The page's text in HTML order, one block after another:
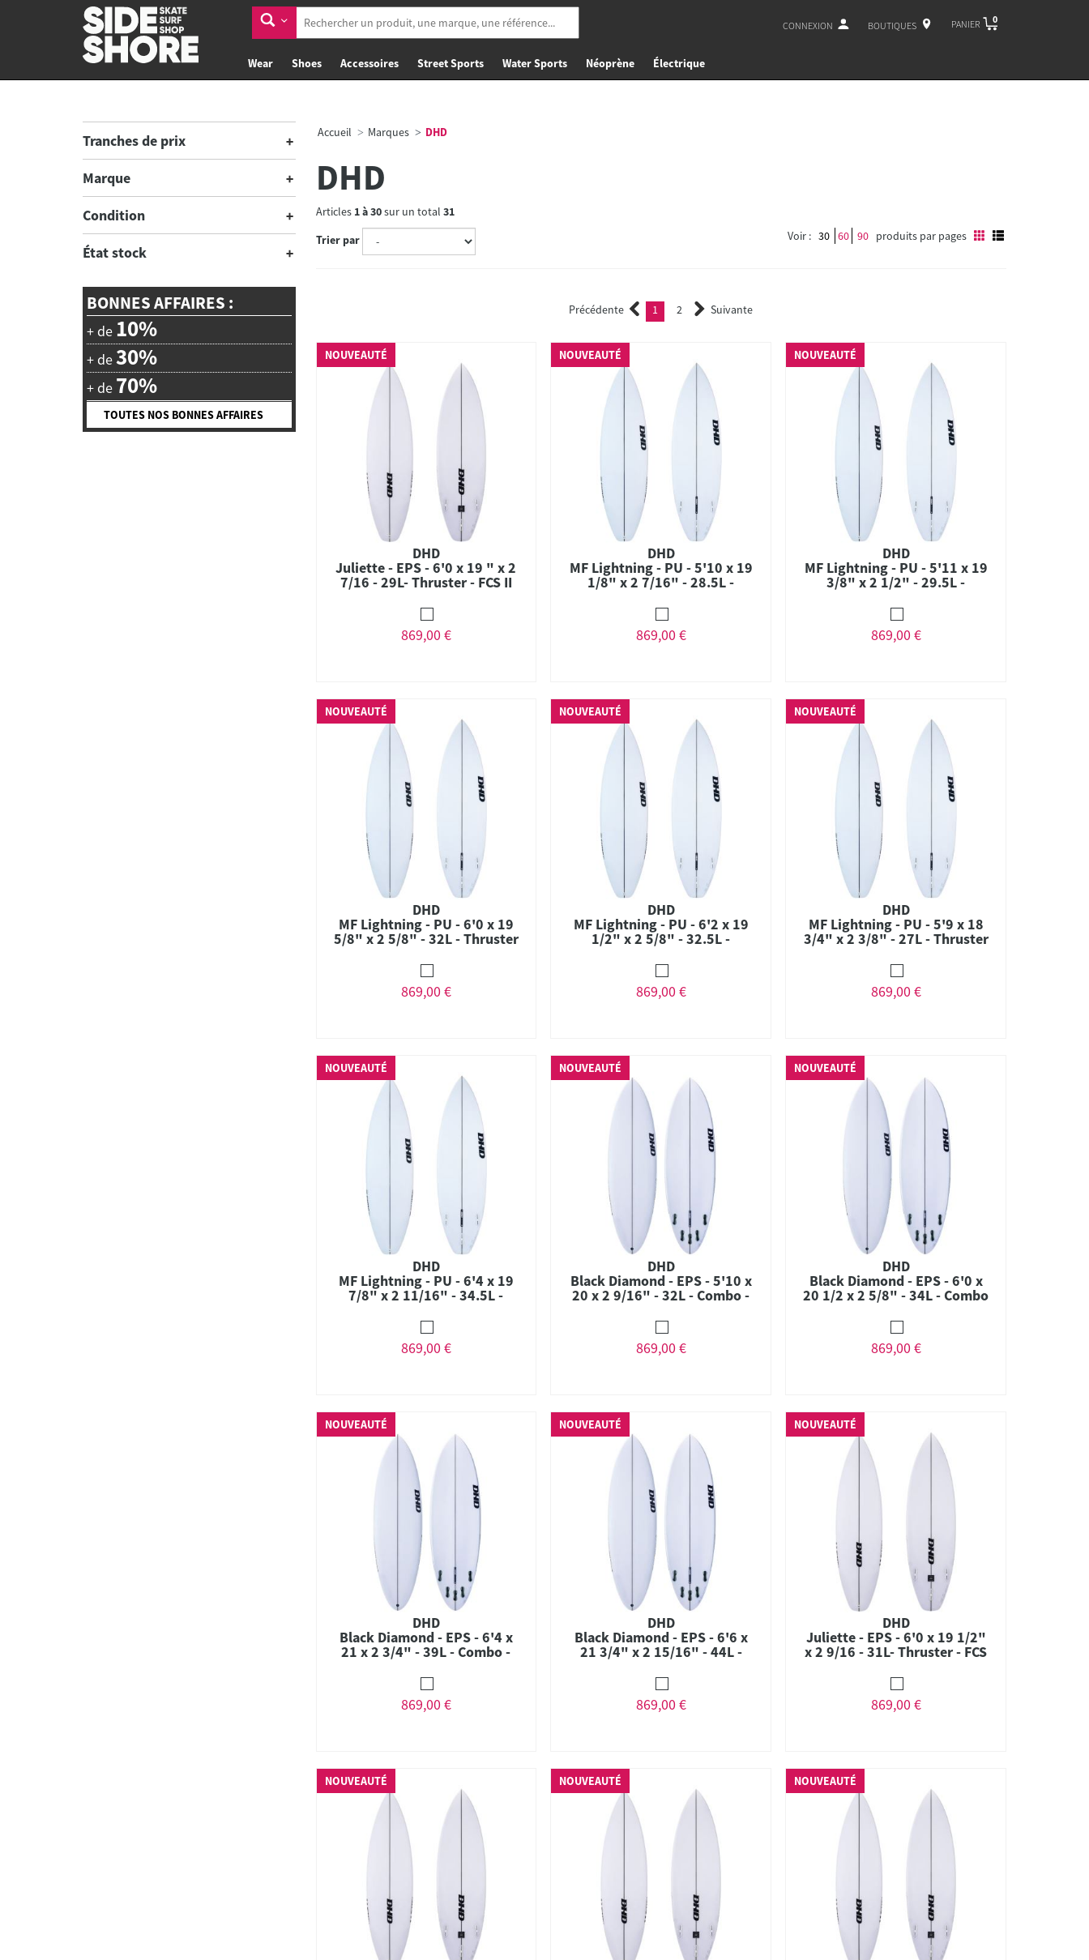
CONNEXION BOUTIQUES PANIER 0
Wear Shoes Accessoires Street Sports Water Sports Néoprène Électrique
Tranches de prix
Marque
Condition
État stock
BONNES AFFAIRES :
+ de 10%
+ de30%
+ de 70%
TOUTES NOS BONNES AFFAIRES
Accueil Marques DHD
DHD
Articles 1à30sur un total 31
Trier par
Voir : 30 60 90 produits par pages
Précédente 1 (current)
2 Suivante
NOUVEAUTÉ
DHD
Juliette - EPS - 6'0 x 19 " x 2
7/16 - 29L- Thruster - FCS II
869,00 €
NOUVEAUTÉ
DHD
MF Lightning - PU - 5'10 x 19
1/8" x 2 7/16" - 28.5L -
869,00 €
NOUVEAUTÉ
DHD
MF Lightning - PU - 5'11 x 19
3/8" x 2 1/2" - 29.5L -
869,00 €
NOUVEAUTÉ
DHD
MF Lightning - PU - 6'0 x 19
5/8" x 2 5/8" - 32L - Thruster
869,00 €
NOUVEAUTÉ
DHD
MF Lightning - PU - 6'2 x 19
1/2" x 2 5/8" - 32.5L -
869,00 €
NOUVEAUTÉ
DHD
MF Lightning - PU - 5'9 x 18
3/4" x 2 3/8" - 27L - Thruster
869,00 €
NOUVEAUTÉ
DHD
MF Lightning - PU - 6'4 x 19
7/8" x 2 11/16" - 34.5L -
869,00 €
NOUVEAUTÉ
DHD
Black Diamond - EPS - 5'10 x
20 x 2 9/16" - 32L - Combo -
869,00 €
NOUVEAUTÉ
DHD
Black Diamond - EPS - 6'0 x
20 1/2 x 2 5/8" - 34L - Combo
869,00 €
NOUVEAUTÉ
DHD
Black Diamond - EPS - 6'4 x
21 x 2 3/4" - 39L - Combo -
869,00 €
NOUVEAUTÉ
DHD
Black Diamond - EPS - 6'6 x
21 3/4" x 2 15/16" - 44L -
869,00 €
NOUVEAUTÉ
DHD
Juliette - EPS - 6'0 x 19 1/2"
x 2 9/16 - 31L- Thruster - FCS
869,00 €
NOUVEAUTÉ NOUVEAUTÉ NOUVEAUTÉ